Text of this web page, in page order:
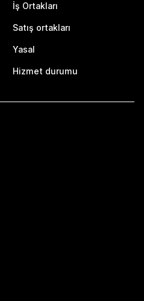
İş Ortakları
Satış ortakları
Yasal
Hizmet durumu